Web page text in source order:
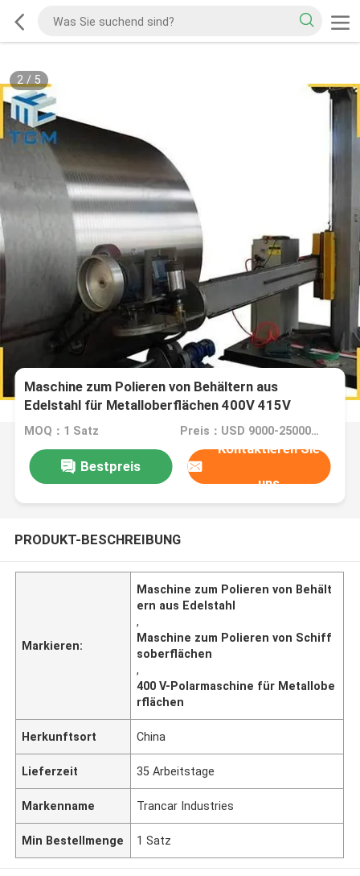
2/ 5
Maschine zum Polieren von Behältern aus
Edelstahl für Metalloberflächen 400V 415V
MOQ：1 Satz Preis：USD 9000-25000 Dollar per set
Bestpreis
Kontaktieren Sie
uns
PRODUKT-BESCHREIBUNG
Markieren:
Maschine zum Polieren von Behält
ern aus Edelstahl
,
Maschine zum Polieren von Schiff
soberflächen
,
400 V-Polarmaschine für Metallobe
rflächen
Herkunftsort China
Lieferzeit 35 Arbeitstage
Markenname Trancar Industries
Min Bestellmenge 1 Satz